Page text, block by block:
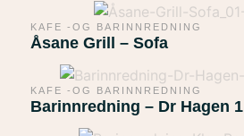
KAFE -OG BARINNREDNING
Åsane Grill – Sofa
KAFE -OG BARINNREDNING
Barinnredning – Dr Hagen 1